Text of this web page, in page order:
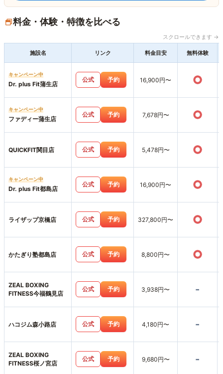
料金・体験・特徴を比べる
スクロールできます →
施設名 リンク 料金目安 無料体験
キャンペーン中
Dr. plus Fit蒲生店
公式 予約 16,900円〜 ○
キャンペーン中
ファディー蒲生店
公式 予約 7,678円〜 ○
QUICKFIT関目店 公式 予約 5,478円〜 ○
キャンペーン中
Dr. plus Fit都島店
公式 予約 16,900円〜 ○
ライザップ京橋店 公式 予約 327,800円〜 ○
かたぎり塾都島店 公式 予約 8,800円〜 ○
ZEAL BOXING
FITNESS今福鶴見店
公式 予約 3,938円〜 -
ハコジム森小路店 公式 予約 4,180円〜 -
ZEAL BOXING
FITNESS桜ノ宮店
公式 予約 9,680円〜 -